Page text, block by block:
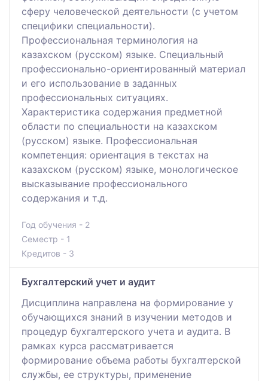
сферу человеческой деятельности (с учетом
специфики специальности).
Профессиональная терминология на
казахском (русском) языке. Специальный
профессионально-ориентированный материал
и его использование в заданных
профессиональных ситуациях.
Характеристика содержания предметной
области по специальности на казахском
(русском) языке. Профессиональная
компетенция: ориентация в текстах на
казахском (русском) языке, монологическое
высказывание профессионального
содержания и т.д.
Год обучения - 2
Семестр - 1
Кредитов - 3
Бухгалтерский учет и аудит
Дисциплина направлена на формирование у
обучающихся знаний в изучении методов и
процедур бухгалтерского учета и аудита. В
рамках курса рассматривается
формирование объема работы бухгалтерской
службы, ее структуры, применение